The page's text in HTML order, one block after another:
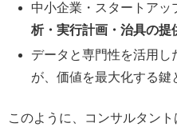
中小企業・スタートアッ
析・実行計画・治具の提
データと専門性を活用し
が、価値を最大化する鍵
このように、コンサルタン